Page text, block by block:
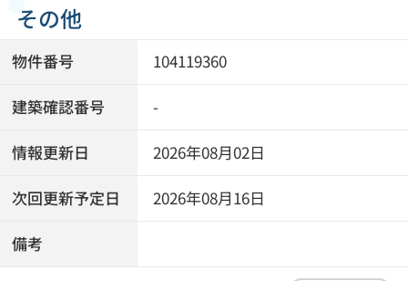
その他
物件番号 104119360
建築確認番号 -
情報更新日 2026年08月02日
次回更新予定日 2026年08月16日
備考